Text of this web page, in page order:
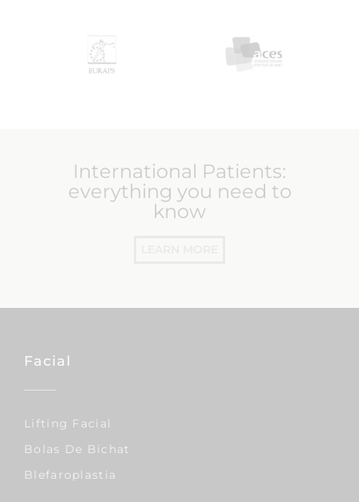
International Patients:
everything you need to
know
Facial
Lifting Facial
Bolas De Bichat
Blefaroplastia